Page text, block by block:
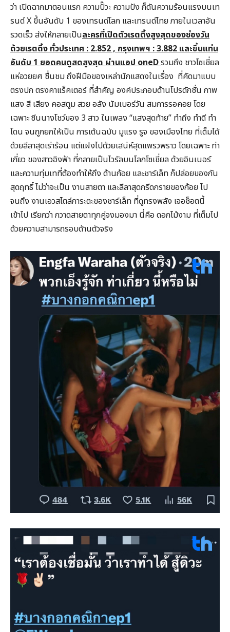
ว่า เปิดฉากมาตอนแรก ความปั๊วะ ความปัง ก็ดันความร้อนแรงบนเท
รนด์ X ขึ้นอันดับ 1 ของเทรนด์โลก และเทรนด์ไทย ภายในเวลาอัน
รวดเร็ว ส่งให้กลายเป็นละครที่เปิดตัวเรตติ้งสูงสุดของช่องวัน
ด้วยเรตติ้ง ทั่วประเทศ : 2.852 , กรุงเทพฯ : 3.882 และขึ้นแท่น
อันดับ 1 ยอดคนดูสดสูงสุด ผ่านแอป oneDรวมถึง ชาวโซเชี่ยล
แห่อวยยศ ชื่นชม ถึงฝีมือของเหล่านักแสดงในเรื่อง ที่คัดมาแบบ
ตรงปก ตรงคาแร็คเตอร์ ที่สำคัญ องค์ประกอบด้านโปรดักชั่น ภาพ
แสง สี เสียง คอสตูม สวย อลัง นัมเบอร์วัน สมการรอคอย โดย
เฉพาะ ซีนนางโชว์ของ 3 สาว ในเพลง “แสงสุดท้าย” ทำถึง ทำดี ทำ
โดน จนถูกยกให้เป็น การเต้นฉบับ มูแรง รูจ ของเมืองไทย ที่เต็มได้
ด้วยลีลาสุดเร่าร้อน แต่แฝงไปด้วยเสน่ห์สุดแพรวพราว โดยเฉพาะ ท่า
เกี่ยว ของสาวอิงฟ้า ที่กลายเป็นไวรัลบนโลกโซเชี่ยล ด้วยอินเนอร์
และความทุ่มเทที่ต้องทำให้ถึง ด้านก้อย และชาร์เล็ท ก็ปล่อยของกัน
สุดฤทธิ์ ไม่ว่าจะเป็น งานสายตา และลีลาสุดกรีดกรายของก้อย ไป
จนถึง งานเอวสไตล์ภาระตะของชาร์เล็ท ที่ดูทรงพลัง เจอช็อตนี้
เข้าไป เรียกว่า กวาดสายตาทุกคู่จงมองมา นี่คือ ดอกไม้งาม ที่เต็มไป
ด้วยความสามารถรอบด้านตัวจริง